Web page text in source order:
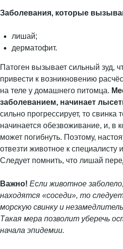
Заболевания, которые
лишай;
дерматофит.
Патоген вызывает сильный зуд,
привести к возникновению
на теле у домашнего питомца.
заболеванием, начинает
сильно прогрессирует, то свинка
начинается обезвоживание, и, в
может погибнуть. Поэтому,
отвезти животное к специалисту
Следует помнить, что лишай
Важно! Если животное
находятся «соседи», то
морскую свинку и
Такая мера позволит уберечь
начала эпидемии.